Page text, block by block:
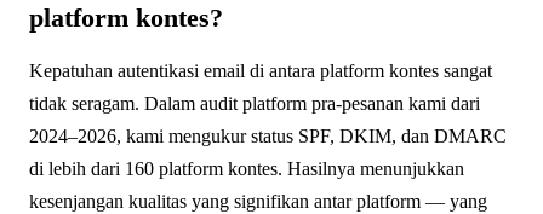
platform kontes?
Kepatuhan autentikasi email di antara platform kontes sangat
tidak seragam. Dalam audit platform pra-pesanan kami dari
2024–2026, kami mengukur status SPF, DKIM, dan DMARC
di lebih dari 160 platform kontes. Hasilnya menunjukkan
kesenjangan kualitas yang signifikan antar platform — yang